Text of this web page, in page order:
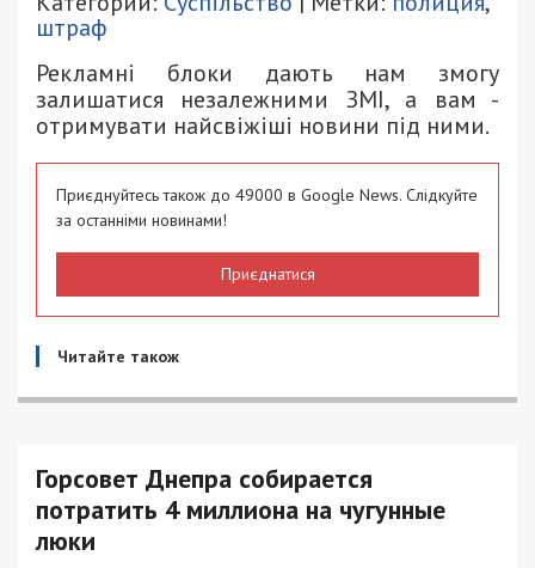
штраф
Рекламні блоки дають нам змогу
залишатися незалежними ЗМІ, а вам -
отримувати найсвіжіші новини під ними.
Приєднуйтесь також до 49000 в Google News. Слідкуйте
за останніми новинами!
Приєднатися
Читайте також
Горсовет Днепра собирается
потратить 4 миллиона на чугунные
люки